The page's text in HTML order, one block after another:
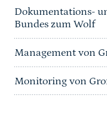
Dokumentations-
Bundes zum Wolf
Management von
Monitoring von